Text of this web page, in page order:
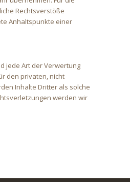
Rechtsverstöße
Anhaltspunkte einer
jede Art der Verwertung
den privaten, nicht
Inhalte Dritter als solche
werden wir